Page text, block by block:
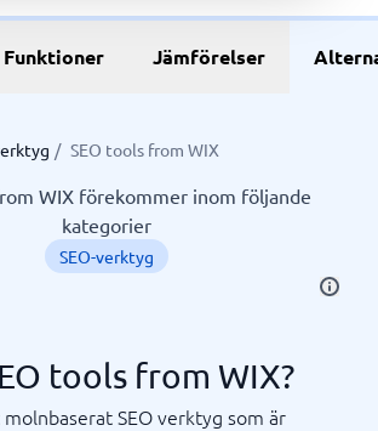
Funktioner Jämförelser
/ SEO tools from WIX
WIX förekommer inom följande
kategorier
SEO-verktyg
tools from WIX?
SEO verktyg som är